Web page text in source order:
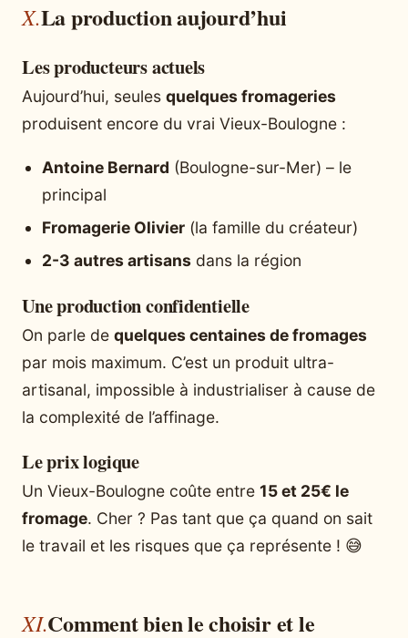
La production aujourd’hui
Les producteurs actuels
Aujourd’hui, seules quelques fromageries
produisent encore du vrai Vieux-Boulogne :
Antoine Bernard (Boulogne-sur-Mer) – le
principal
Fromagerie Olivier (la famille du créateur)
2-3 autres artisans dans la région
Une production confidentielle
On parle de quelques centaines de fromages
par mois maximum. C’est un produit ultra-
artisanal, impossible à industrialiser à cause de
la complexité de l’affinage.
Le prix logique
Un Vieux-Boulogne coûte entre 15 et 25€ le
fromage. Cher ? Pas tant que ça quand on sait
le travail et les risques que ça représente ! 😅
Comment bien le choisir et le